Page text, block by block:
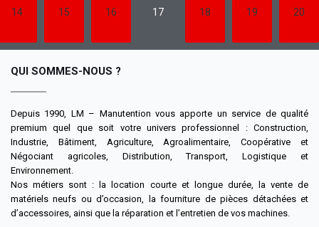
14 15 16 17 18 19 20
QUI SOMMES-NOUS ?
Depuis 1990, LM – Manutention vous apporte un service de qualité
premium quel que soit votre univers professionnel : Construction,
Industrie, Bâtiment, Agriculture, Agroalimentaire, Coopérative et
Négociant agricoles, Distribution, Transport, Logistique et
Environnement.
Nos métiers sont : la location courte et longue durée, la vente de
matériels neufs ou d’occasion, la fourniture de pièces détachées et
d’accessoires, ainsi que la réparation et l’entretien de vos machines.